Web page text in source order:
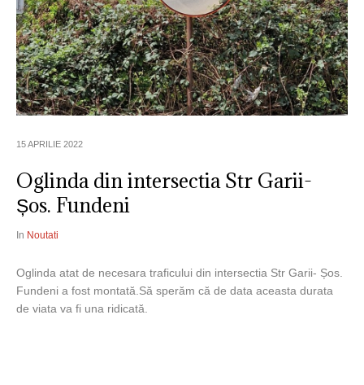
15 APRILIE 2022
Oglinda din intersectia Str Garii-
Șos. Fundeni
In Noutati
Oglinda atat de necesara traficului din intersectia Str Garii- Șos.
Fundeni a fost montată.Să sperăm că de data aceasta durata
de viata va fi una ridicată.